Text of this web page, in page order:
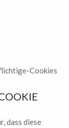
Cookies
dass diese